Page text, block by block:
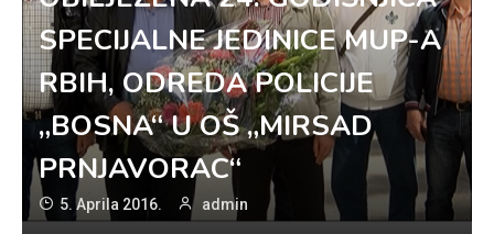
SPECIJALNE JEDINICE MUP-A
RBIH, ODREDA POLICIJE
„BOSNA“ U OŠ „MIRSAD
PRNJAVORAC“
5. Aprila 2016. admin